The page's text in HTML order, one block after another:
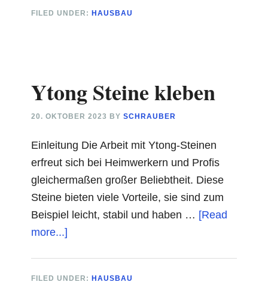
einbauen
FILED UNDER: HAUSBAU
Ytong Steine kleben
20. OKTOBER 2023 BYSCHRAUBER
Einleitung Die Arbeit mit Ytong-Steinen
erfreut sich bei Heimwerkern und Profis
gleichermaßen großer Beliebtheit. Diese
Steine bieten viele Vorteile, sie sind zum
Beispiel leicht, stabil und haben … [Read
more...]
kleben
FILED UNDER: HAUSBAU